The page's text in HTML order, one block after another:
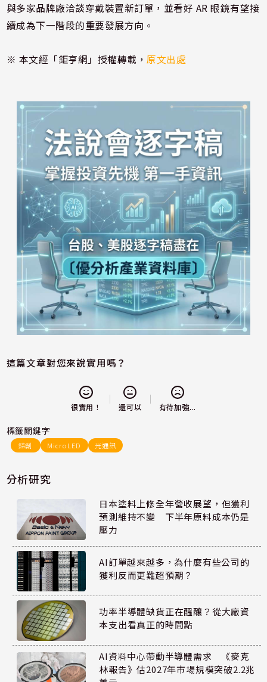
與多家品牌廠洽談穿戴裝置新訂單，並看好 AR 眼鏡有望接
續成為下一階段的重要發展方向。
※ 本文經「鉅亨網」授權轉載，原文出處
這篇文章對您來說實用嗎？
很實用！ 還可以 有待加強...
標籤關鍵字
錼創 MicroLED 光通訊
分析研究
日本塗料上修全年營收展望，但獲利
預測維持不變 下半年原料成本仍是
壓力
AI訂單越來越多，為什麼有些公司的
獲利反而更難超預期？
功率半導體缺貨正在醞釀？從大廠資
本支出看真正的時間點
AI資料中心帶動半導體需求 《麥克
林報告》估2027年市場規模突破2.2兆